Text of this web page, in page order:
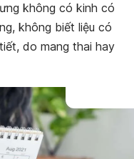
không có kinh có
không biết liệu có
do mang thai hay